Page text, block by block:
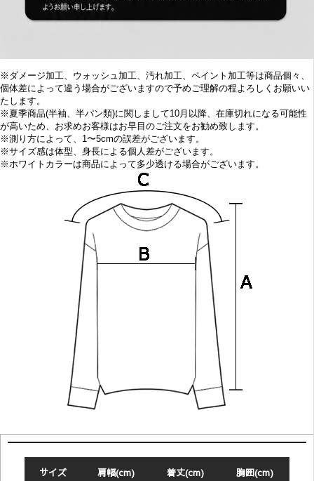
※ダメージ加工、ウォッシュ加工、汚れ加工、ペイント加工等は商品個々、
個体差によって違う場合がございますので予めご理解の程よろしくお願いい
たします。
※ 夏季商品(半袖、半パン類)に関しまして10月以降、在庫切れになる可能性
が高いため、お求めお客様はお早目のご注文をお勧め致します。
※測り方によって、1〜5cmの誤差がございます。
※サイズ感は体型、身長による個人差がございます。
※ホワイトカラーは商品によって多少透ける場合がございます。
サイズ 肩幅(cm) 着丈(cm) 胸囲(cm)